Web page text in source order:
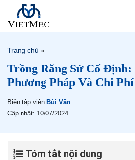
Trang chủ »
Trồng Răng Sứ Cố
Phương Pháp Và Chi
Biên tập viên Bùi Vân
Cập nhật: 10/07/2024
Tóm tắt nội dung